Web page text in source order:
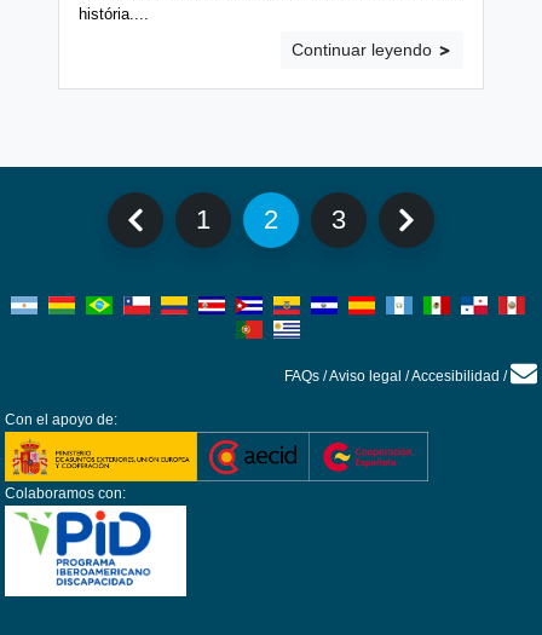
história....
Continuar leyendo
Página anterior
Página
1 Página
2 Página
3 Página
FAQs /Aviso legal /Accesibilidad /
Con el apoyo de:
Colaboramos con: